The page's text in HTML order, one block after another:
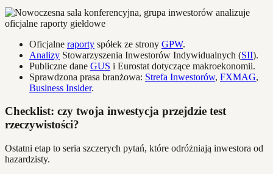
Oficjalne raporty spółek ze strony GPW.
Analizy Stowarzyszenia Inwestorów Indywidualnych (SII).
Publiczne dane GUS i Eurostat dotyczące makroekonomii.
Sprawdzona prasa branżowa: Strefa Inwestorów, FXMAG,
Business Insider.
Checklist: czy twoja inwestycja przejdzie test
rzeczywistości?
Ostatni etap to seria szczerych pytań, które odróżniają inwestora od
hazardzisty.